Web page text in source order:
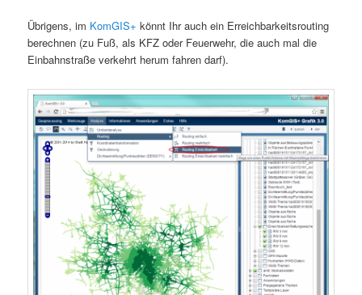
Übrigens, im KomGIS+ könnt Ihr auch ein Erreichbarkeitsrouting
berechnen (zu Fuß, als KFZ oder Feuerwehr, die auch mal die
Einbahnstraße verkehrt herum fahren darf).